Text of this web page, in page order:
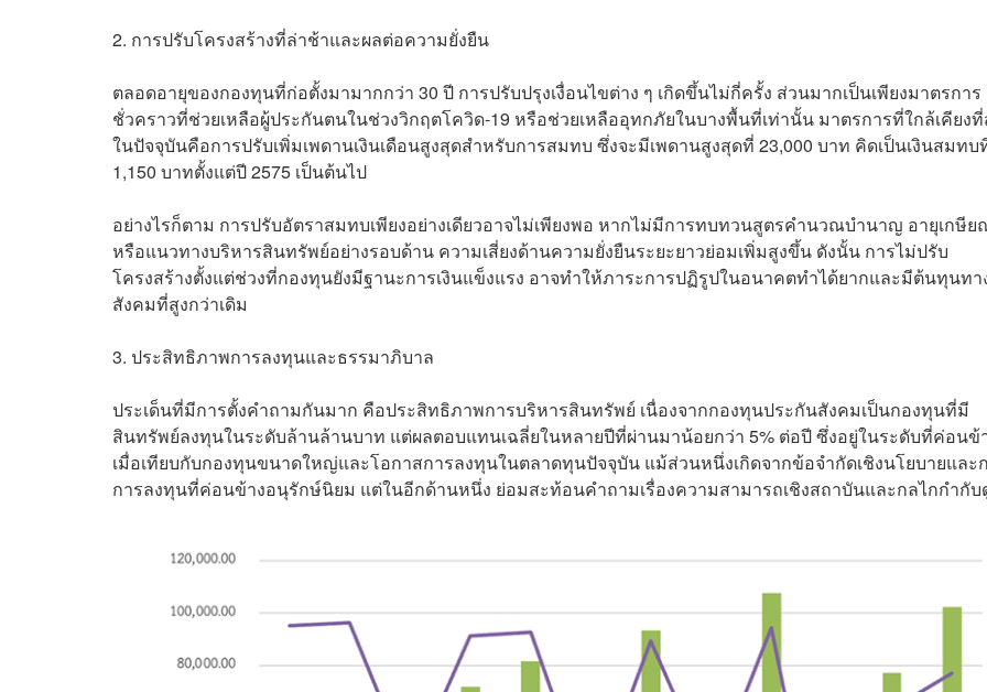
2. การปรับโครงสร้างที่ล่าช้าและผลต่อความยั่งยืน
ตลอดอายุของกองทุนที่ก่อตั้งมามากกว่า 30 ปี การปรับปรุงเงื่อนไขต่าง ๆ เกิดขึ้นไม่กี่ครั้ง ส่วนมากเป็นเพียงมาตรการ
ชั่วคราวที่ช่วยเหลือผู้ประกันตนในช่วงวิกฤตโควิด-19 หรือช่วยเหลืออุทกภัยในบางพื้นที่เท่านั้น มาตรการที่ใกล้เคียง
ในปัจจุบันคือการปรับเพิ่มเพดานเงินเดือนสูงสุดสำหรับการสมทบ ซึ่งจะมีเพดานสูงสุดที่ 23,000 บาท คิดเป็นเงินสมทบ
1,150 บาทตั้งแต่ปี 2575 เป็นต้นไป
อย่างไรก็ตาม การปรับอัตราสมทบเพียงอย่างเดียวอาจไม่เพียงพอ หากไม่มีการทบทวนสูตรคำนวณบำนาญ อายุเกษี
หรือแนวทางบริหารสินทรัพย์อย่างรอบด้าน ความเสี่ยงด้านความยั่งยืนระยะยาวย่อมเพิ่มสูงขึ้น ดังนั้น การไม่ปรับ
โครงสร้างตั้งแต่ช่วงที่กองทุนยังมีฐานะการเงินแข็งแรง อาจทำให้ภาระการปฏิรูปในอนาคตทำได้ยากและมีต้นทุนทา
สังคมที่สูงกว่าเดิม
3. ประสิทธิภาพการลงทุนและธรรมาภิบาล
ประเด็นที่มีการตั้งคำถามกันมาก คือประสิทธิภาพการบริหารสินทรัพย์ เนื่องจากกองทุนประกันสังคมเป็นกองทุนที่มี
สินทรัพย์ลงทุนในระดับล้านล้านบาท แต่ผลตอบแทนเฉลี่ยในหลายปีที่ผ่านมาน้อยกว่า 5% ต่อปี ซึ่งอยู่ในระดับที่ค่อนข้
เมื่อเทียบกับกองทุนขนาดใหญ่และโอกาสการลงทุนในตลาดทุนปัจจุบัน แม้ส่วนหนึ่งเกิดจากข้อจำกัดเชิงนโยบายและ
การลงทุนที่ค่อนข้างอนุรักษ์นิยม แต่ในอีกด้านหนึ่ง ย่อมสะท้อนคำถามเรื่องความสามารถเชิงสถาบันและกลไกกำกั